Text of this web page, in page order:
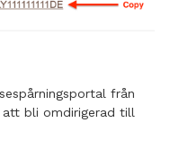
från
att bli omdirigerad till